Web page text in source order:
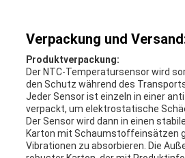
Verpackung und
Produktverpackung:
Der NTC-Temperatursensor wird
den Schutz während des
Jeder Sensor ist einzeln in einer
verpackt, um elektrostatische
Der Sensor wird dann in einen
Karton mit Schaumstoffeinsätzen
Vibrationen zu absorbieren. Die